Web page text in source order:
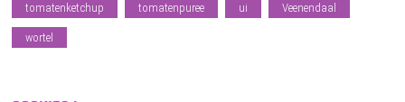
tomatenketchup tomatenpuree ui Veenendaal
wortel